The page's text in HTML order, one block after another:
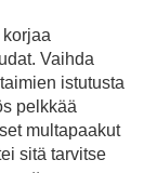
Vaihda
istutusta
pelkkää
multapaakut
sitä tarvitse